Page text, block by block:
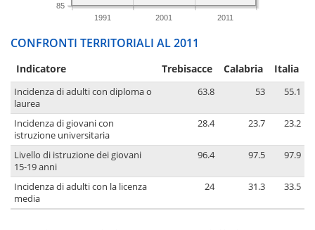
1991 2001 2011
85
CONFRONTI TERRITORIALI AL 2011
Indicatore Trebisacce Calabria Italia
Incidenza di adulti con diploma o
laurea
63.8 53 55.1
Incidenza di giovani con
istruzione universitaria
28.4 23.7 23.2
Livello di istruzione dei giovani
15-19 anni
96.4 97.5 97.9
Incidenza di adulti con la licenza
media
24 31.3 33.5